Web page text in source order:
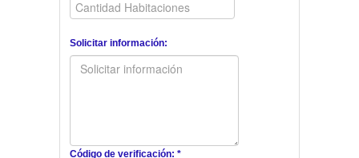
Solicitar información:
Código de verificación: *